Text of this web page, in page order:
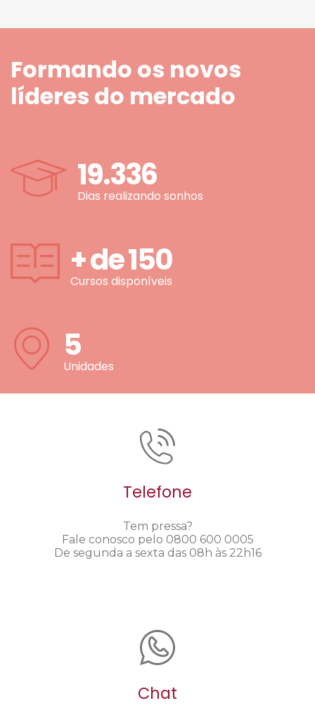
Formando os novos
líderes do mercado
19.336
Dias realizando sonhos
+ de150
Cursos disponíveis
5
Unidades
Telefone
Tem pressa?
Fale conosco pelo 0800 600 0005
De segunda a sexta das 08h às 22h16
Chat